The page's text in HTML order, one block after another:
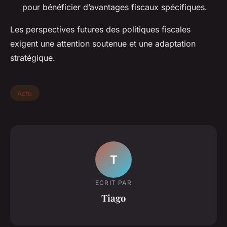
pour bénéficier d’avantages fiscaux spécifiques.
Les perspectives futures des politiques fiscales
exigent une attention soutenue et une adaptation
stratégique.
Actu
T
ECRIT PAR
Tiago